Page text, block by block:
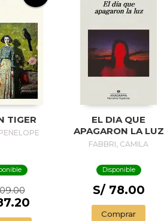
TIGER
EL DIA QUE
APAGARON LA LUZ
FABBRI, CAMILA
Disponible
S/ 78.00
Comprar